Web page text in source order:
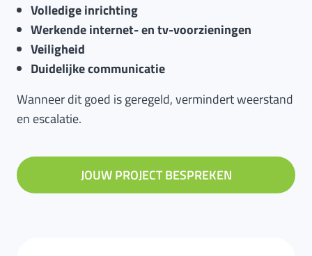
Volledige inrichting
Werkende internet- en tv-voorzieningen
Veiligheid
Duidelijke communicatie
Wanneer dit goed is geregeld, vermindert weerstand
en escalatie.
JOUW PROJECT BESPREKEN